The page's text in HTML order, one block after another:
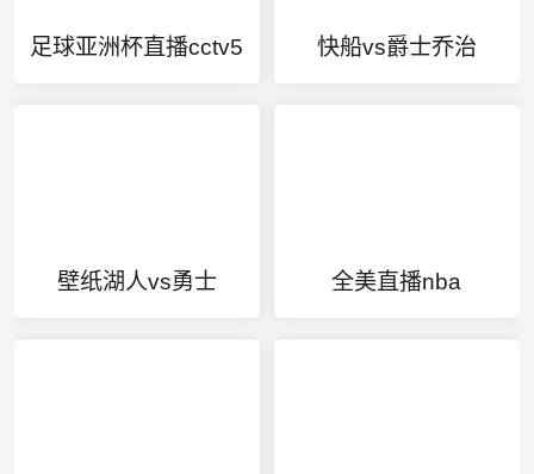
足球亚洲杯直播cctv5 快船vs爵士乔治
壁纸湖人vs勇士 全美直播nba